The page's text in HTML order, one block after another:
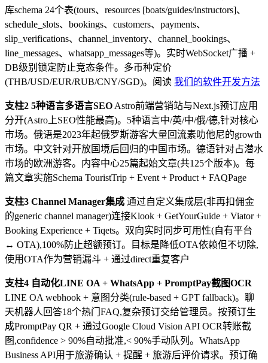
库schema 24个表(tours、resources [boats/guides/instructors]、
schedule_slots、bookings、customers、payments、
slip_verifications、channel_inventory、channel_bookings、
line_messages、whatsapp_messages等)。实时WebSocket广播 +
DB级别锁定防止竞态条件。多币种定价
(THB/USD/EUR/RUB/CNY/SGD)。阅读 我们的软件开发方法
支柱2 5种语言多语言SEO Astro前端营销站与Next.js预订应用
分开(Astro上SEO性能最高)。5种语言中/英/中/俄/德,针对核心
市场。俄语是2023年起俄罗斯游客大量回流素叻他尼的growth
市场。中文针对开放国境后回归的中国市场。德语针对占潜水
市场的欧洲游客。内容中心25篇起始文章(共125个版本)。每
篇文章实施Schema TouristTrip + Event + Product + FAQPage
支柱3 Channel Manager集成 通过自定义集成层(非再扣佣金
的generic channel manager)连接Klook + GetYourGuide + Viator +
Booking Experience + Tiqets。双向实时同步可用性(自有平台
↔ OTA),100%防止超额预订。目标是降低OTA依赖但不切除,
使用OTA作为营销漏斗 + 通过direct重复客户
支柱4 自动化LINE OA + WhatsApp + PromptPay截图OCR
LINE OA webhook + 意图分类(rule-based + GPT fallback)。聊
天机器人回答18个热门FAQ,复杂预订交给管理员。按预订生
成PromptPay QR + 通过Google Cloud Vision API OCR转账截
图,confidence > 90%自动批准,< 90%手动队列。WhatsApp
Business API用于旅游确认 + 提醒 + 旅游后评价请求。预订确